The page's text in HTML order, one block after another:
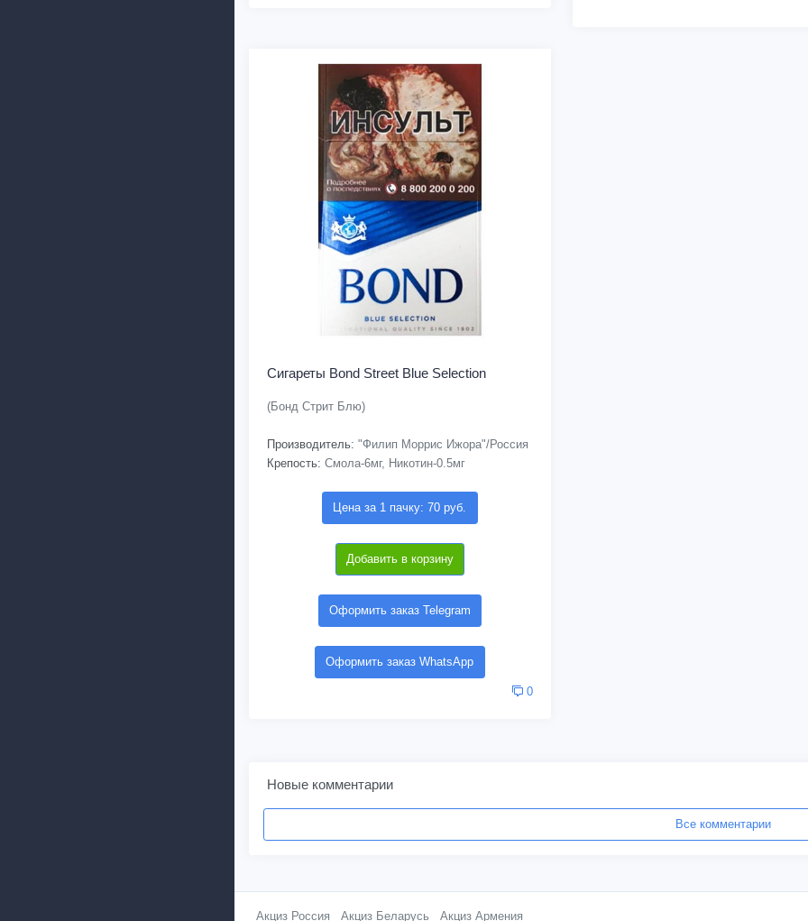
Сигареты Bond Street Blue Selection
(Бонд Стрит Блю)
Производитель: "Филип Моррис Ижора"/Россия
Крепость: Смола-6мг, Никотин-0.5мг
Цена за 1 пачку: 70 руб.
Добавить в корзину
Оформить заказ Telegram
Оформить заказ WhatsApp
0
Новые комментарии
Все комментарии
Акциз Россия Акциз Беларусь Акциз Армения